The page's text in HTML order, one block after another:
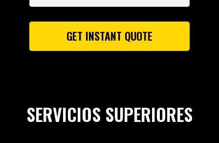
GET INSTANT QUOTE
SERVICIOS SUPERIORES